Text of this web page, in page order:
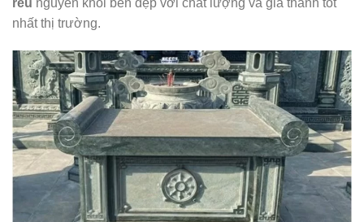
rêu nguyên khối bền đẹp với chất lượng và giá thành tốt
nhất thị trường.